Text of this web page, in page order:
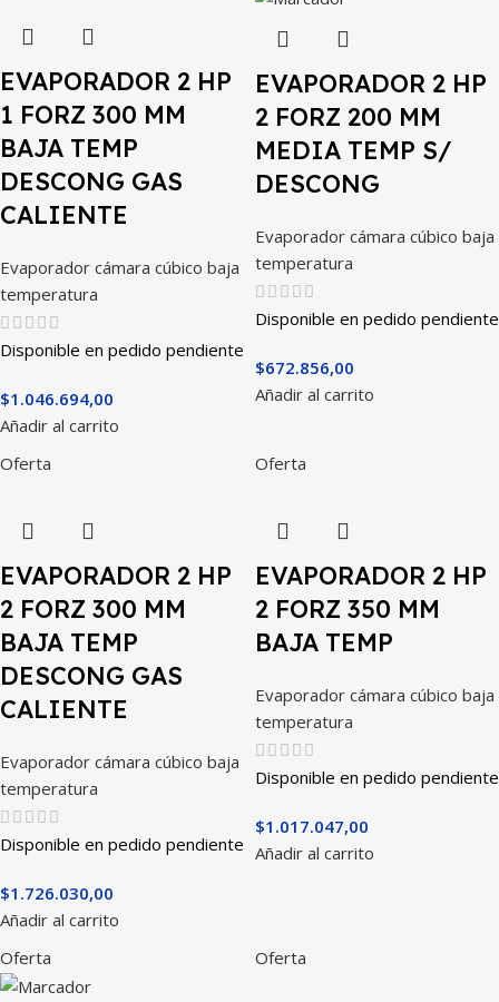
EVAPORADOR 2 HP
1 FORZ 300 MM
BAJA TEMP
DESCONG GAS
CALIENTE
Evaporador cámara cúbico baja
temperatura
Disponible en pedido pendiente
$1.046.694,00
Añadir al carrito
EVAPORADOR 2 HP
2 FORZ 200 MM
MEDIA TEMP S/
DESCONG
Evaporador cámara cúbico baja
temperatura
Disponible en pedido pendiente
$672.856,00
Añadir al carrito
Oferta
EVAPORADOR 2 HP
2 FORZ 300 MM
BAJA TEMP
DESCONG GAS
CALIENTE
Evaporador cámara cúbico baja
temperatura
Disponible en pedido pendiente
$1.726.030,00
Añadir al carrito
Oferta
EVAPORADOR 2 HP
2 FORZ 350 MM
BAJA TEMP
Evaporador cámara cúbico baja
temperatura
Disponible en pedido pendiente
$1.017.047,00
Añadir al carrito
Oferta Oferta